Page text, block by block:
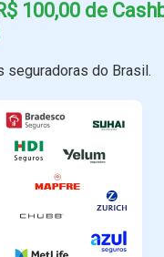
100,00 de
seguradoras do Brasil.